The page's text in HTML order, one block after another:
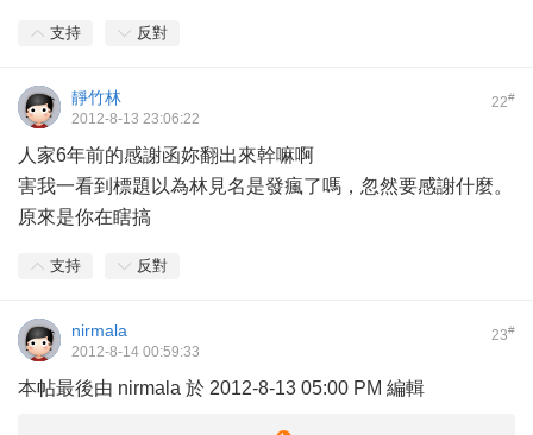
支持 反對
22#
靜竹林
2012-8-13 23:06:22
人家6年前的感謝函妳翻出來幹嘛啊
害我一看到標題以為林見名是發瘋了嗎，忽然要感謝什麼。
原來是你在瞎搞
支持 反對
23#
nirmala
2012-8-14 00:59:33
本帖最後由 nirmala 於 2012-8-13 05:00 PM 編輯